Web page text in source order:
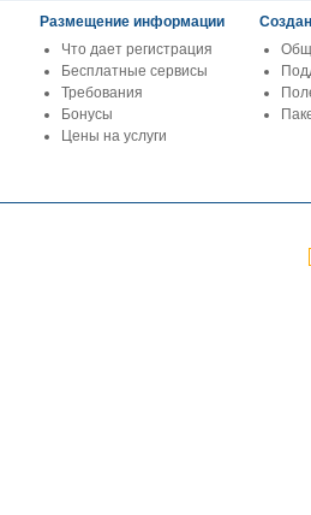
Размещение информации
Что дает регистрация
Бесплатные сервисы
Требования
Бонусы
Цены на услуги